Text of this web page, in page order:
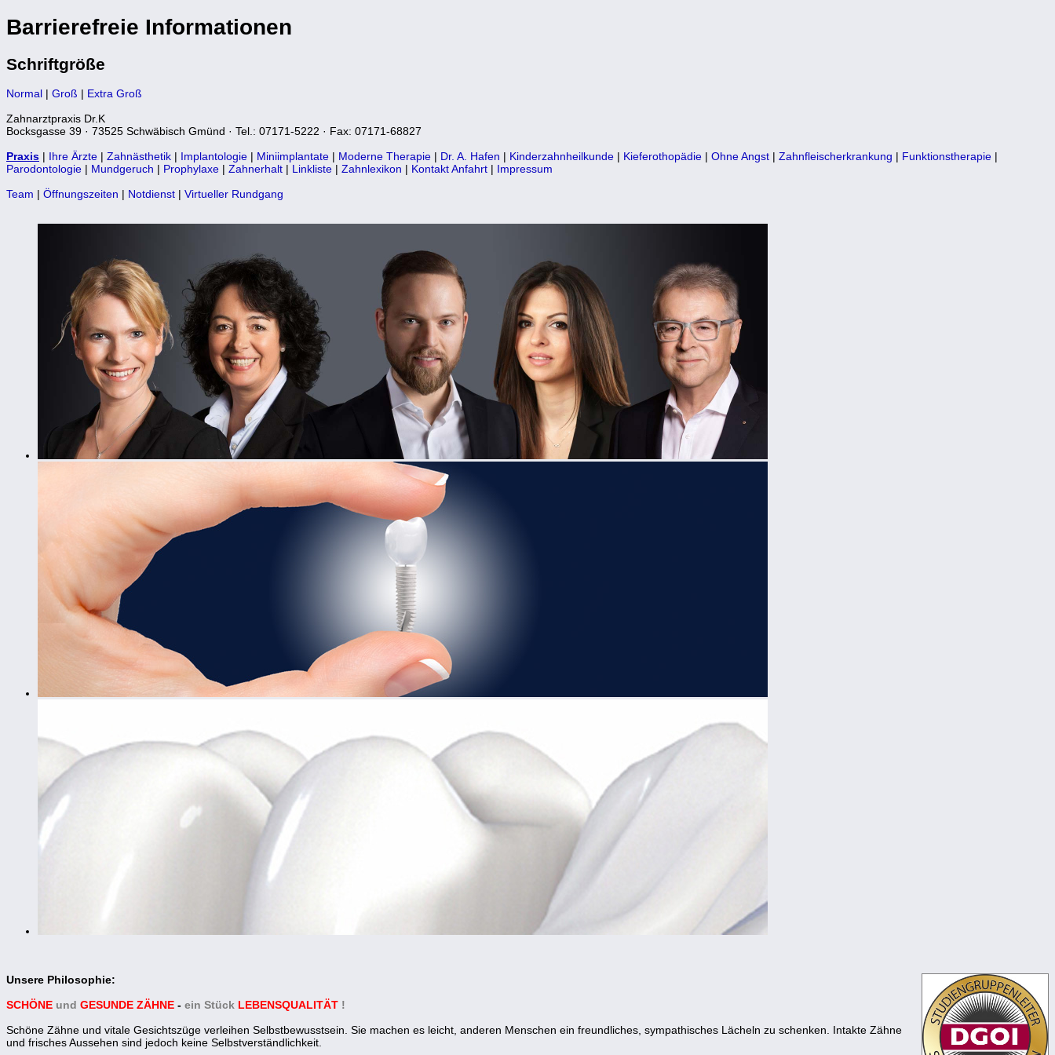
Barrierefreie Informationen
Schriftgröße
Normal | Groß | Extra Groß
Zahnarztpraxis Dr.K
Bocksgasse 39 · 73525 Schwäbisch Gmünd · Tel.: 07171-5222 · Fax: 07171-68827
Praxis | Ihre Ärzte | Zahnästhetik | Implantologie | Miniimplantate | Moderne Therapie | Dr. A. Hafen | Kinderzahnheilkunde | Kieferothopädie | Ohne Angst | Zahnfleischerkrankung | Funktionstherapie |
Parodontologie | Mundgeruch | Prophylaxe | Zahnerhalt | Linkliste | Zahnlexikon | Kontakt Anfahrt | Impressum
Team | Öffnungszeiten | Notdienst | Virtueller Rundgang
Unsere Philosophie:
SCHÖNE und GESUNDE ZÄHNE - ein Stück LEBENSQUALITÄT !
Schöne Zähne und vitale Gesichtszüge verleihen Selbstbewusstsein. Sie machen es leicht, anderen Menschen ein freundliches, sympathisches Lächeln zu schenken. Intakte Zähne
und frisches Aussehen sind jedoch keine Selbstverständlichkeit.